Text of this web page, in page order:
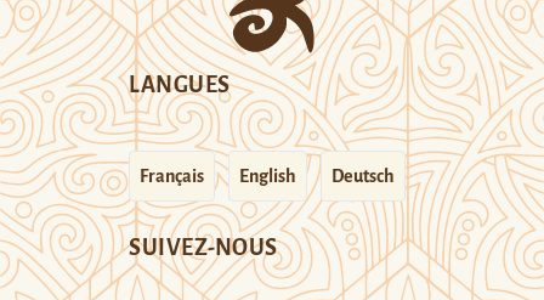
LANGUES
Français English Deutsch
SUIVEZ-NOUS